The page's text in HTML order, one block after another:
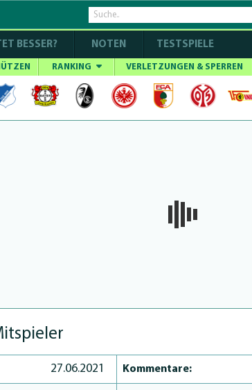
BESSER? NOTEN TESTSPIELE
RANKING VERLETZUNGEN & SPERREN
27.06.2021 Kommentare: